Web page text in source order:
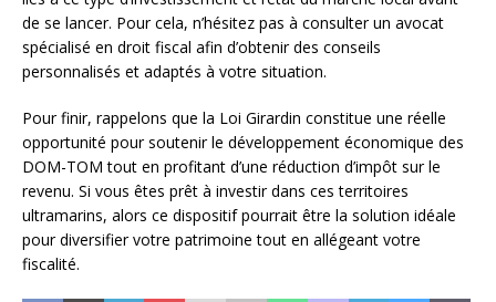
de se lancer. Pour cela, n’hésitez pas à consulter un avocat
spécialisé en droit fiscal afin d’obtenir des conseils
personnalisés et adaptés à votre situation.
Pour finir, rappelons que la Loi Girardin constitue une réelle
opportunité pour soutenir le développement économique des
DOM-TOM tout en profitant d’une réduction d’impôt sur le
revenu. Si vous êtes prêt à investir dans ces territoires
ultramarins, alors ce dispositif pourrait être la solution idéale
pour diversifier votre patrimoine tout en allégeant votre
fiscalité.